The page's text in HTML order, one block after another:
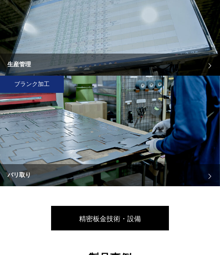
生産管理
ブランク加工
バリ取り
精密板金技術・設備